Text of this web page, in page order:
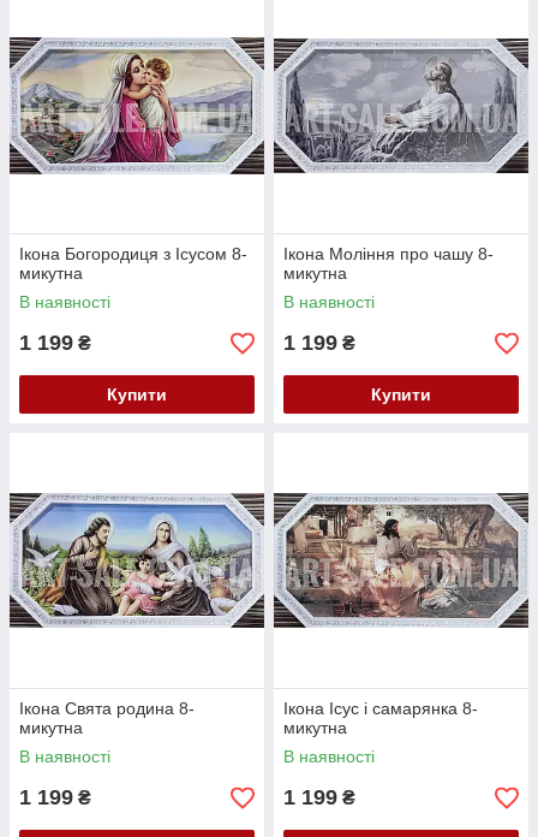
Ікона Богородиця з Ісусом 8-
микутна
В наявності
1 199 ₴
Купити
Ікона Моління про чашу 8-
микутна
В наявності
1 199 ₴
Купити
Ікона Свята родина 8-
микутна
В наявності
1 199 ₴
Ікона Ісус і самарянка 8-
микутна
В наявності
1 199 ₴